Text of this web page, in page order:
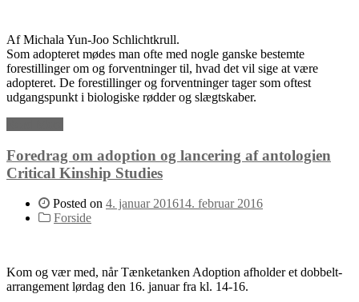
Af Michala Yun-Joo Schlichtkrull.
Som adopteret mødes man ofte med nogle ganske bestemte
forestillinger om og forventninger til, hvad det vil sige at være
adopteret. De forestillinger og forventninger tager som oftest
udgangspunkt i biologiske rødder og slægtskaber.
Foredrag om adoption og lancering af antologien
Critical Kinship Studies
Posted on 4. januar 201614. februar 2016
Forside
Kom og vær med, når Tænketanken Adoption afholder et dobbelt-
arrangement lørdag den 16. januar fra kl. 14-16.